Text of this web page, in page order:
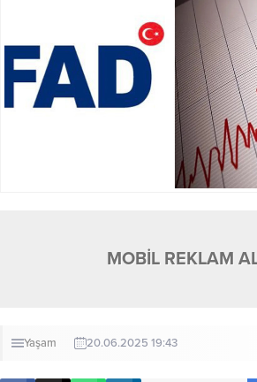
MOBİL REKLAM
Yaşam 20.06.2025 19:43